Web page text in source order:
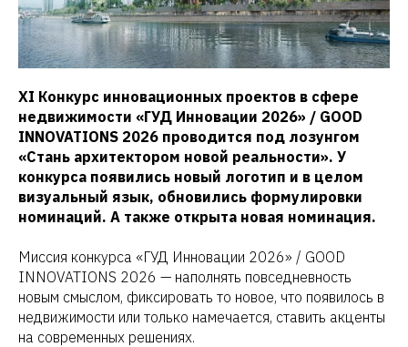
XI Конкурс инновационных проектов в сфере
недвижимости «ГУД Инновации 2026» / GOOD
INNOVATIONS 2026 проводится под лозунгом
«Стань архитектором новой реальности». У
конкурса появились новый логотип и в целом
визуальный язык, обновились формулировки
номинаций. А также открыта новая номинация.
Миссия конкурса «ГУД Инновации 2026» / GOOD
INNOVATIONS 2026 — наполнять повседневность
новым смыслом, фиксировать то новое, что появилось в
недвижимости или только намечается, ставить акценты
на современных решениях.